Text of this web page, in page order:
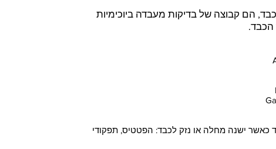
הם קבוצה של בדיקות מעבדה ביוכימיות
כאשר ישנה מחלה או נזק לכבד: הפטטיס, תפקודי